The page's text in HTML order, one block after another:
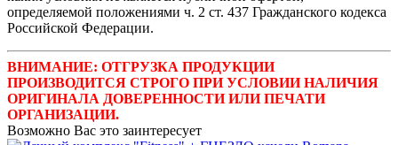
определяемой положениями ч. 2 ст. 437 Гражданского кодекса
Российской Федерации.
ВНИМАНИЕ: ОТГРУЗКА ПРОДУКЦИИ
ПРОИЗВОДИТСЯ СТРОГО ПРИ УСЛОВИИ НАЛИЧИЯ
ОРИГИНАЛА ДОВЕРЕННОСТИ ИЛИ ПЕЧАТИ
ОРГАНИЗАЦИИ.
Возможно Вас это заинтересует